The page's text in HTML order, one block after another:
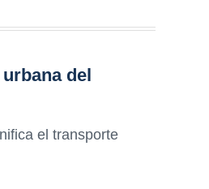
del
el transporte